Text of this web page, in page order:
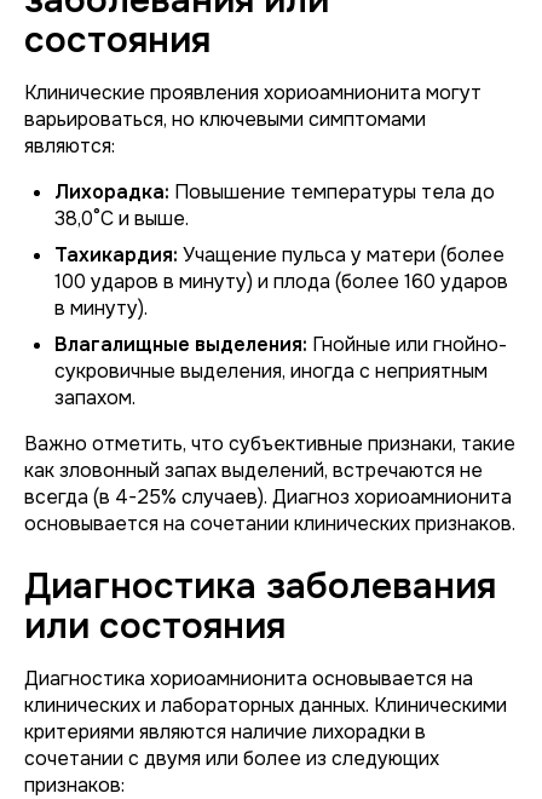
состояния
Клинические проявления хориоамнионита могут
варьироваться, но ключевыми симптомами
являются:
Лихорадка: Повышение температуры тела до
38,0°C и выше.
Тахикардия: Учащение пульса у матери (более
100 ударов в минуту) и плода (более 160 ударов
в минуту).
Влагалищные выделения: Гнойные или гнойно-
сукровичные выделения, иногда с неприятным
запахом.
Важно отметить, что субъективные признаки, такие
как зловонный запах выделений, встречаются не
всегда (в 4-25% случаев). Диагноз хориоамнионита
основывается на сочетании клинических признаков.
Диагностика заболевания
или состояния
Диагностика хориоамнионита основывается на
клинических и лабораторных данных. Клиническими
критериями являются наличие лихорадки в
сочетании с двумя или более из следующих
признаков: